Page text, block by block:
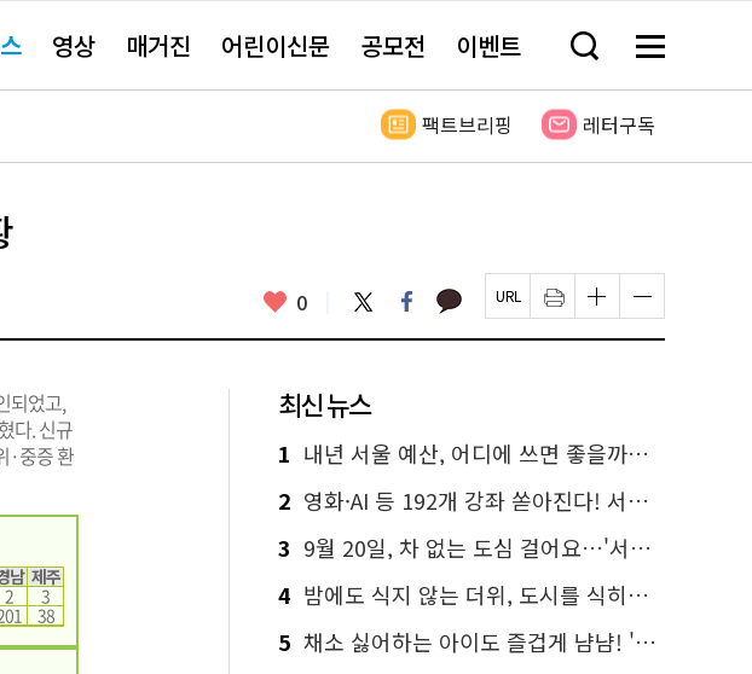
영상 매거진 어린이신문 공모전 이벤트 검
창
기
메
전
보
팩트브리핑 레터구독
좋
요
0 트
위
터
페
이
스
카
카 페
이
지
인
쇄
하
글
자
크
하
기
글
자
크
하
되었고,
다. 신규
·중증 환
남 제주
2
3
38
최신 뉴스
1 내년 서울 예산, 어디에 쓰면 좋을까요? 온라인 투표
2 영화·AI 등 192개 강좌 쏟아진다! 서울시민대학 선착순 신청
3 9월 20일, 차 없는 도심 걸어요…'서울 걷자 페스티벌' 선착순 5천명
4 밤에도 식지 않는 더위, 도시를 식히는 시원한 해법은?
5 채소 싫어하는 아이도 즐겁게 냠냠! '찾아가는 서울시 식생활 교육' 현장